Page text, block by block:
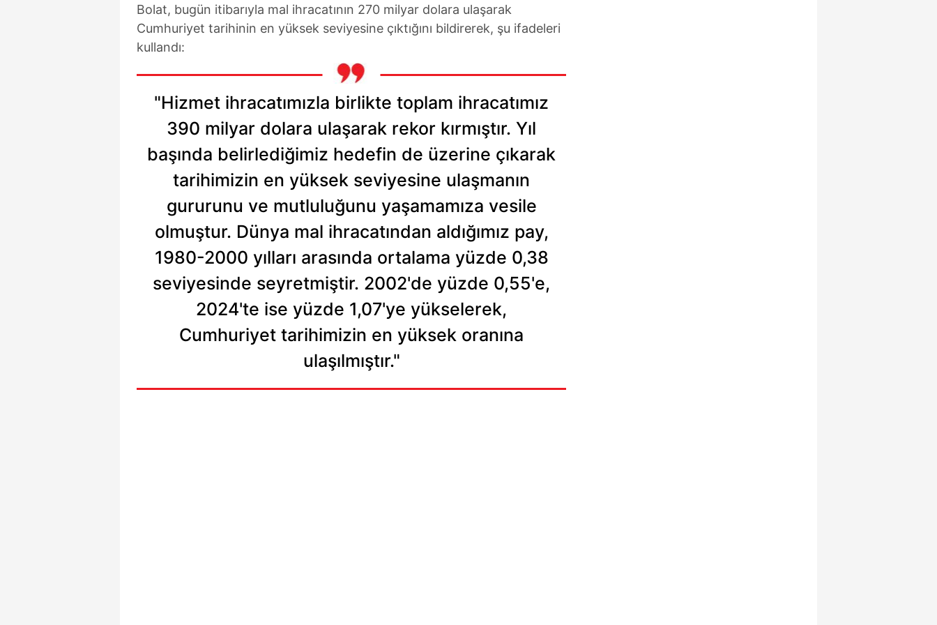
mevzuata uygun olarak kullanılan çerezlerle ilgili bilgi almak için lütfen tıklayınız
Bolat, bugün itibarıyla mal ihracatının 270 milyar dolara ulaşarak
Cumhuriyet tarihinin en yüksek seviyesine çıktığını bildirerek, şu ifadeleri
kullandı:
"Hizmet ihracatımızla birlikte toplam ihracatımız
390 milyar dolara ulaşarak rekor kırmıştır. Yıl
başında belirlediğimiz hedefin de üzerine çıkarak
tarihimizin en yüksek seviyesine ulaşmanın
gururunu ve mutluluğunu yaşamamıza vesile
olmuştur. Dünya mal ihracatından aldığımız pay,
1980-2000 yılları arasında ortalama yüzde 0,38
seviyesinde seyretmiştir. 2002'de yüzde 0,55'e,
2024'te ise yüzde 1,07'ye yükselerek,
Cumhuriyet tarihimizin en yüksek oranına
ulaşılmıştır."